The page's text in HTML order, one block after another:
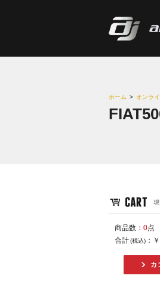
ホーム > オンラ
商品数： 0点
合計(税込) ：